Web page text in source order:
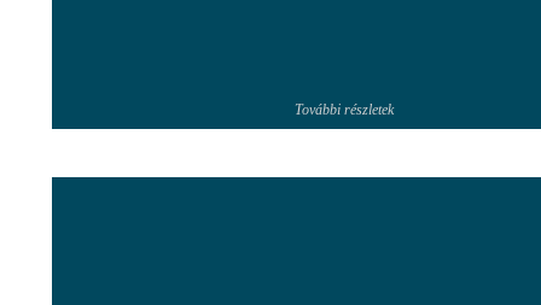
További részletek